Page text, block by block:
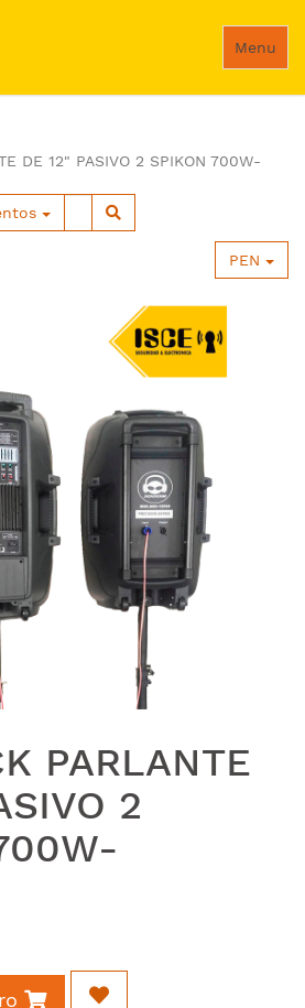
Menu
DE 12" PASIVO 2 SPIKON 700W-
PEN
PARLANTE
2